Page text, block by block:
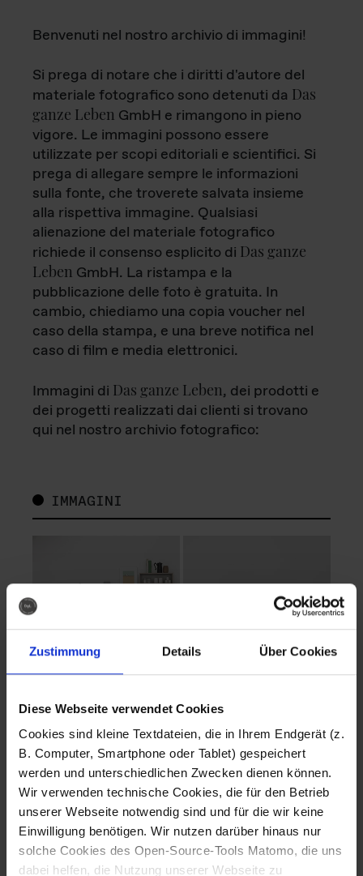
Zustimmung Details Über Cookies
Diese Webseite verwendet Cookies
Cookies sind kleine Textdateien, die in Ihrem Endgerät (z.
B. Computer, Smartphone oder Tablet) gespeichert
werden und unterschiedlichen Zwecken dienen können.
Wir verwenden technische Cookies, die für den Betrieb
unserer Webseite notwendig sind und für die wir keine
Einwilligung benötigen. Wir nutzen darüber hinaus nur
solche Cookies des Open-Source-Tools Matomo, die uns
dabei helfen, die Nutzung unserer Webseite zu
Benvenuti nel nostro archivio di immagini!
Si prega di notare che i diritti d'autore del
materiale fotografico sono detenuti da Das
ganze Leben GmbH e rimangono in pieno
vigore. Le immagini possono essere
utilizzate per scopi editoriali e scientifici. Si
prega di allegare sempre le informazioni
sulla fonte, che troverete salvata insieme
alla rispettiva immagine. Qualsiasi
alienazione del materiale fotografico
richiede il consenso esplicito di Das ganze
Leben GmbH. La ristampa e la
pubblicazione delle foto è gratuita. In
cambio, chiediamo una copia voucher nel
caso della stampa, e una breve notifica nel
caso di film e media elettronici.
Immagini di Das ganze Leben, dei prodotti e
dei progetti realizzati dai clienti si trovano
qui nel nostro archivio fotografico:
IMMAGINI
Fotografo: Lorenz
Sternbach
Download
Fotografo: Lorenz
Sternbach
Download